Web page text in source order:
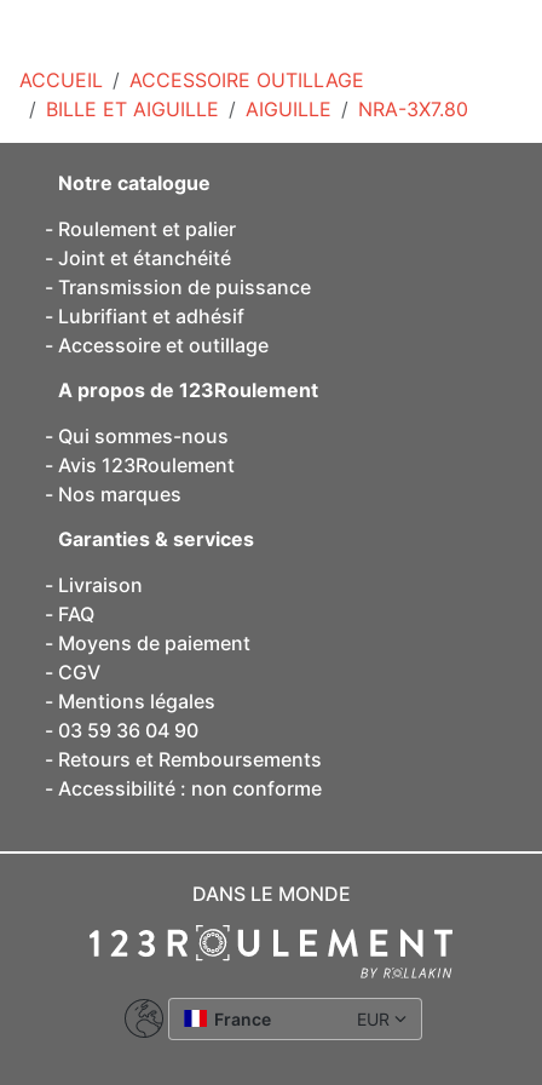
ACCUEIL
ACCESSOIRE OUTILLAGE
BILLE ET AIGUILLE
AIGUILLE NRA-3X7.80
Notre catalogue
Roulement et palier
Joint et étanchéité
Transmission de puissance
Lubrifiant et adhésif
Accessoire et outillage
A propos de 123Roulement
Qui sommes-nous
Avis 123Roulement
Nos marques
Garanties & services
Livraison
FAQ
Moyens de paiement
CGV
Mentions légales
03 59 36 04 90
Retours et Remboursements
Accessibilité : non conforme
DANS LE MONDE
France EUR